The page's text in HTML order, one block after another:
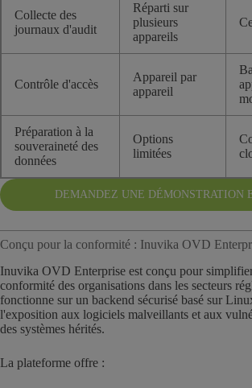
Collecte des
journaux d'audit
Réparti sur
plusieurs
appareils
Contrôle d'accès
Appareil par
appareil
Préparation à la
souveraineté des
données
Options
limitées
DEMANDEZ UNE DÉMONSTRATION
Conçu pour la conformité : Inuvika OVD
Inuvika OVD Enterprise est conçu pour
conformité des organisations dans les secteurs
fonctionne sur un backend sécurisé basé sur
l'exposition aux logiciels malveillants et aux
des systèmes hérités.
La plateforme offre :